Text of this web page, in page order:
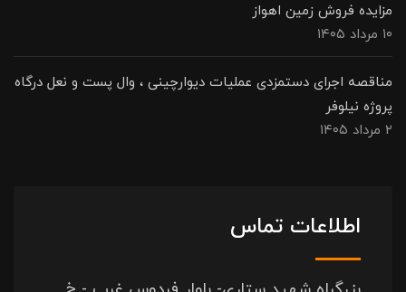
مزایده فروش زمین اهواز
۱۰ مرداد ۱۴۰۵
مناقصه اجرای دستمزدی عملیات دیوارچینی ، وال پست و نعل درگاه
پروژه نیلوفر
۲ مرداد ۱۴۰۵
اطلاعات تماس